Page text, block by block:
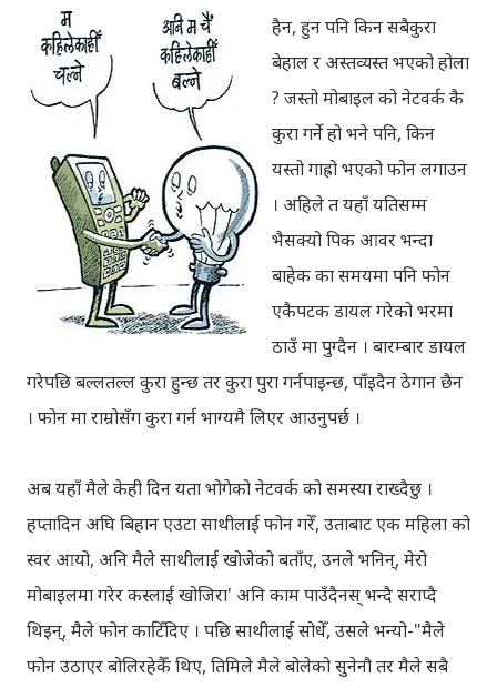
हैन, हुन पनि किन सबैकुरा
बेहाल र अस्तव्यस्त भएको होला
? जस्तो मोबाइल को नेटवर्क कै
कुरा गर्ने हो भने पनि, किन
यस्तो गाह्रो भएको फोन लगाउन
। अहिले त यहाँ यतिसम्म
भैसक्यो पिक आवर भन्दा
बाहेक का समयमा पनि फोन
एकैपटक डायल गरेको भरमा
ठाउँ मा पुग्दैन । बारम्बार डायल
गरेपछि बल्लतल्ल कुरा हुन्छ तर कुरा पुरा गर्नपाइन्छ, पाँइदैन ठेगान छैन
। फोन मा राम्रोसँग कुरा गर्न भाग्यमै लिएर आउनुपर्छ ।
अब यहाँ मैले केही दिन यता भोगेको नेटवर्क को समस्या राख्दैछु ।
हप्‍तादिन अघि बिहान एउटा साथीलाई फोन गरेँ, उताबाट एक महिला को
स्वर आयो, अनि मैले साथीलाई खोजेको बताँए, उनले भनिन्, मेरो
मोबाइलमा गरेर कस्लाई खोजिरा' अनि काम पाउँदैनस् भन्दै सराप्दै
थिइन्, मैले फोन काटिँदिए । पछि साथीलाई सोधेँ, उसले भन्यो-"मैले
फोन उठाएर बोलिरहेकैँ थिए, तिमिले मैले बोलेको सुनेनौ तर मैले सबै